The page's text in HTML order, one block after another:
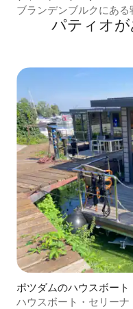
ト
ブランデンブルクにあ
パティオ
ポツダムのハウスボート
ハウスボート・セリーナ